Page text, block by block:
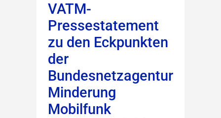
VATM-
Pressestatement
zu den Eckpunkten
der
Bundesnetzagentur
Minderung
Mobilfunk